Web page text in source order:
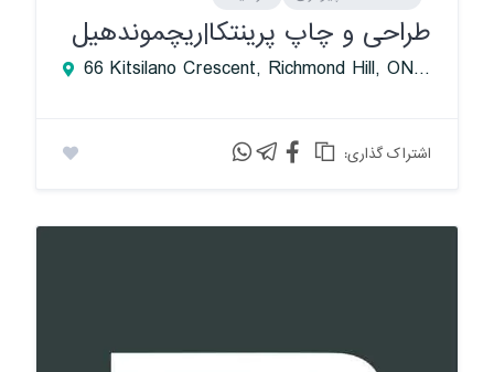
طراحی و چاپ پرینتکا|ریچموندهیل
66 Kitsilano Crescent, Richmond Hill, ON, Canada
:اشتراک گذاری